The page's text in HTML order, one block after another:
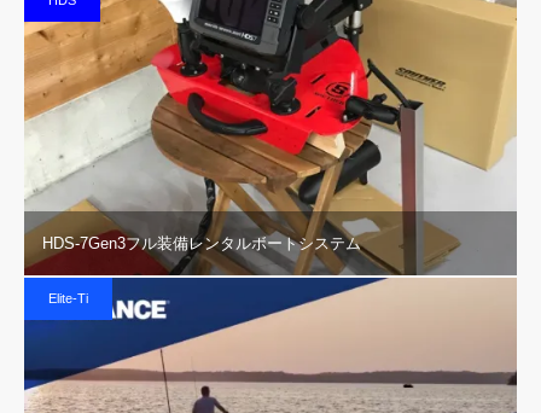
HDS-7Gen3フル装備レンタルボートシステム
Elite-Ti